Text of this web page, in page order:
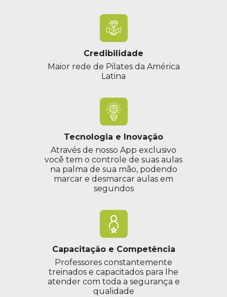
Credibilidade
Maior rede de Pilates da América
Latina
Tecnologia e Inovação
Através de nosso App exclusivo
você tem o controle de suas aulas
na palma de sua mão, podendo
marcar e desmarcar aulas em
segundos
Capacitação e Competência
Professores constantemente
treinados e capacitados para lhe
atender com toda a segurança e
qualidade